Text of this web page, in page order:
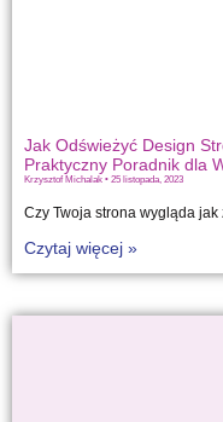
Jak Odświeżyć Design
Praktyczny Poradnik dla
Krzysztof Michalak 25 listopada, 2023
Czy Twoja strona wygląda
Czytaj więcej »